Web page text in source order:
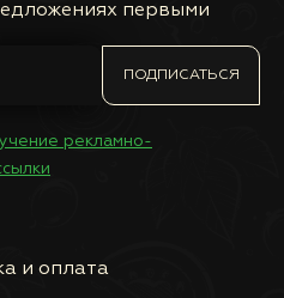
первыми
ПОДПИСАТЬСЯ
рекламно-
и оплата